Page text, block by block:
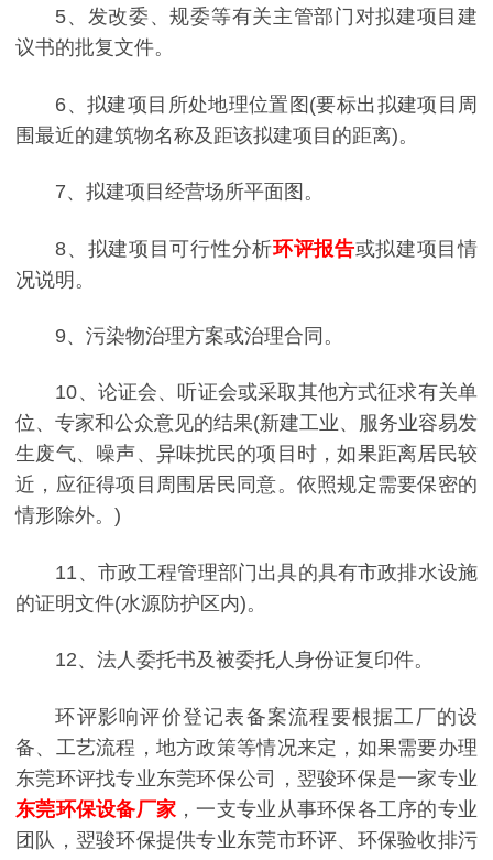
5、发改委、规委等有关主管部门对拟建项目建
议书的批复文件。
6、拟建项目所处地理位置图(要标出拟建项目周
围最近的建筑物名称及距该拟建项目的距离)。
7、拟建项目经营场所平面图。
8、拟建项目可行性分析环评报告或拟建项目情
况说明。
9、污染物治理方案或治理合同。
10、论证会、听证会或采取其他方式征求有关单
位、专家和公众意见的结果(新建工业、服务业容易发
生废气、噪声、异味扰民的项目时，如果距离居民较
近，应征得项目周围居民同意。依照规定需要保密的
情形除外。)
11、市政工程管理部门出具的具有市政排水设施
的证明文件(水源防护区内)。
12、法人委托书及被委托人身份证复印件。
环评影响评价登记表备案流程要根据工厂的设
备、工艺流程，地方政策等情况来定，如果需要办理
东莞环评找专业东莞环保公司，翌骏环保是一家专业
东莞环保设备厂家 ，一支专业从事环保各工序的专业
团队，翌骏环保提供专业东莞市环评、环保验收排污